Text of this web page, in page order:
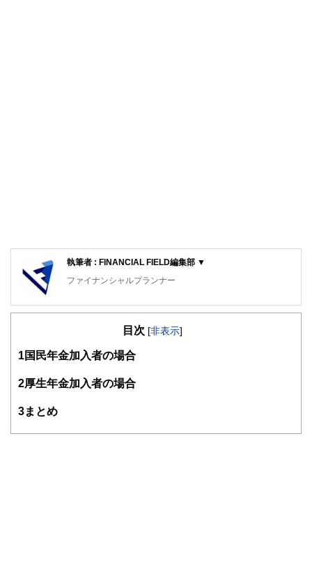
執筆者 : FINANCIAL FIELD編集部 ▼
ファイナンシャルプランナー
FinancialField編集部は、金融、経済に関する記事を、日々
知識がない方でも理解できるようわかりやすく発信していま
得者を中心に「お金や暮らし」に関する書籍・雑誌の編集経
験者で構成され、企画立案から記事掲載まですべての工程に
目次 [非表示]
1 国民年金加入者の場合
2厚生年金加入者の場合
3まとめ